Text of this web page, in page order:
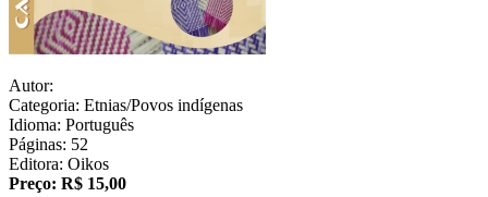
Autor:
Categoria: Etnias/Povos indígenas
Idioma: Português
Páginas: 52
Editora: Oikos
Preço: R$ 15,00